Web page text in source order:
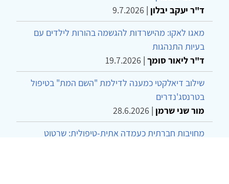
ד"ר יעקב יבלון |
9.7.2026
מאגו לאקו: מהישרדות להגשמה בהורות לילדים עם
בעיות התנהגות
ד"ר ליאור סומך |
19.7.2026
שילוב דיאלקטי כמענה לדילמת "השם המת" בטיפול
בטרנסג'נדרים
מור שני שרמן |
28.6.2026
מחויבות חברתית כעמדה אתית-טיפולית: שרטוט